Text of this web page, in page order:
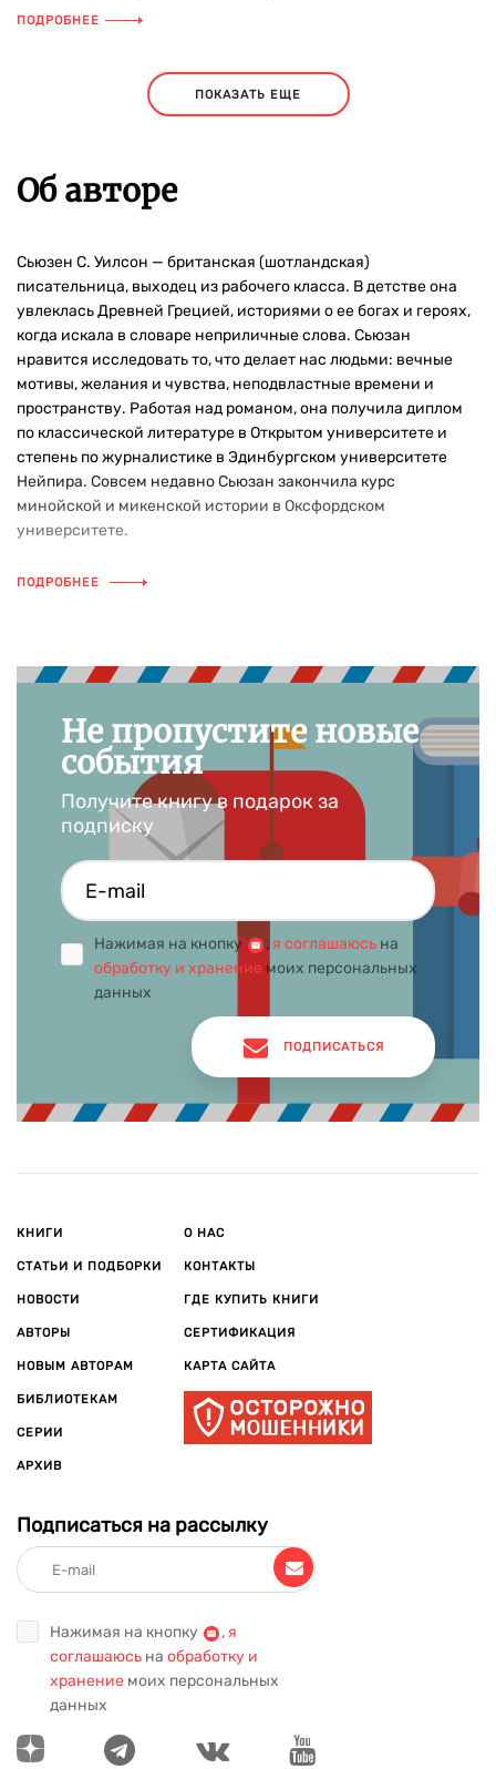
ПОДРОБНЕЕ
ПОКАЗАТЬ ЕЩЕ
Об авторе
Сьюзен С. Уилсон — британская (шотландская)
писательница, выходец из рабочего класса. В детстве она
увлеклась Древней Грецией, историями о ее богах и героях,
когда искала в словаре неприличные слова. Сьюзан
нравится исследовать то, что делает нас людьми: вечные
мотивы, желания и чувства, неподвластные времени и
пространству. Работая над романом, она получила диплом
по классической литературе в Открытом университете и
степень по журналистике в Эдинбургском университете
Нейпира. Совсем недавно Сьюзан закончила курс
минойской и микенской истории в Оксфордском
университете.
ПОДРОБНЕЕ
Не пропустите новые
события
Получите книгу в подарок за
подписку
Нажимая на кнопку , я соглашаюсь на
обработку и хранение моих персональных
данных
ПОДПИСАТЬСЯ
КНИГИ
СТАТЬИ И ПОДБОРКИ
НОВОСТИ
АВТОРЫ
НОВЫМ АВТОРАМ
БИБЛИОТЕКАМ
СЕРИИ
АРХИВ
О НАС
КОНТАКТЫ
ГДЕ КУПИТЬ КНИГИ
СЕРТИФИКАЦИЯ
КАРТА САЙТА
Подписаться на рассылку
Нажимая на кнопку , я
соглашаюсь на обработку и
хранение моих персональных
данных